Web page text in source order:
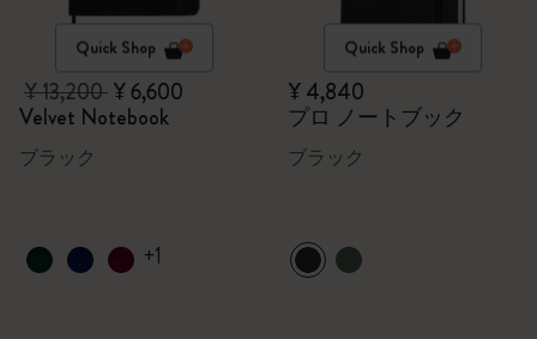
Quick Shop
¥ 13,200¥ 6,600
Velvet Notebook
ブラック
+1
Quick Shop
¥ 4,840
プロ ノートブック
ブラック